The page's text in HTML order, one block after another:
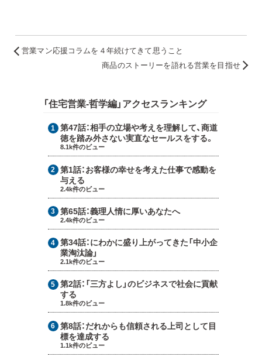
営業マン応援コラムを４年続けてきて思うこと
商品のストーリーを語れる営業を目指せ
「住宅営業-哲学編」アクセスランキング
第47話：相手の立場や考えを理解して、商道
徳を踏み外さない実直なセールスをする。
8.1k件のビュー
第1話：お客様の幸せを考えた仕事で感動を
与える
2.4k件のビュー
第65話：義理人情に厚いあなたへ
2.4k件のビュー
第34話：にわかに盛り上がってきた「中小企
業淘汰論」
2.1k件のビュー
第2話： 「三方よし」のビジネスで社会に貢献
する
1.8k件のビュー
第8話：だれからも信頼される上司として目
標を達成する
1.1k件のビュー